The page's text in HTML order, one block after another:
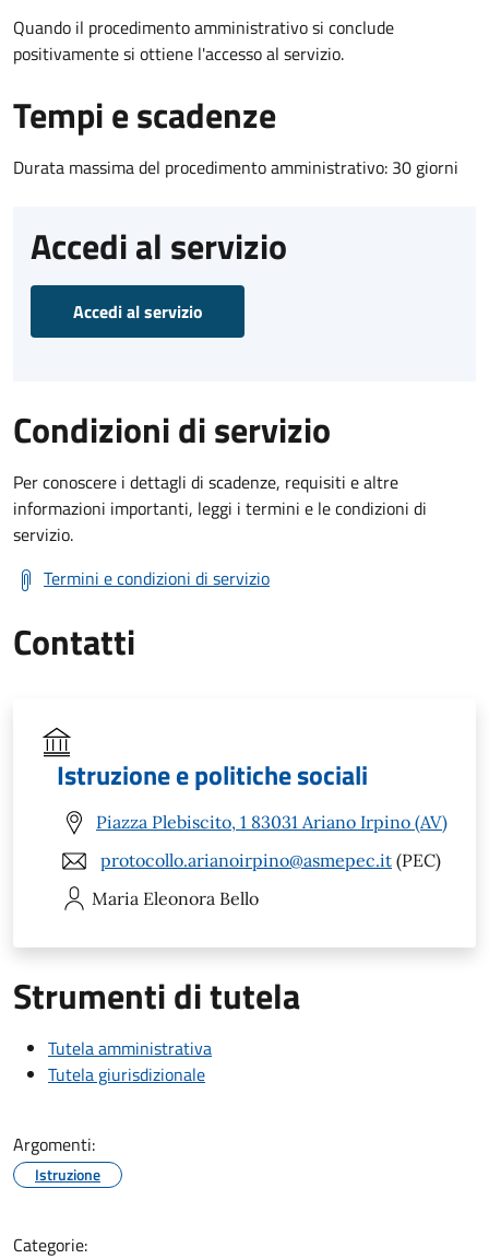
Quando il procedimento amministrativo si conclude
positivamente si ottiene l'accesso al servizio.
Tempi e scadenze
Durata massima del procedimento amministrativo: 30 giorni
Accedi al servizio
Accedi al servizio
Condizioni di servizio
Per conoscere i dettagli di scadenze, requisiti e altre
informazioni importanti, leggi i termini e le condizioni di
servizio.
Termini e condizioni di servizio
Contatti
Istruzione e politiche sociali
Piazza Plebiscito, 1 83031 Ariano Irpino (AV)
protocollo.arianoirpino@asmepec.it (PEC)
Maria Eleonora Bello
Strumenti di tutela
Tutela amministrativa
Tutela giurisdizionale
Argomenti:
Istruzione
Categorie: